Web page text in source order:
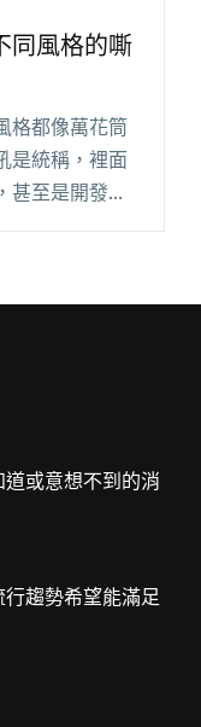
同風格的嘶
格都像萬花筒
是統稱，裡面
甚至是開發，
一種方式去吶
或意想不到的消
趨勢希望能滿足